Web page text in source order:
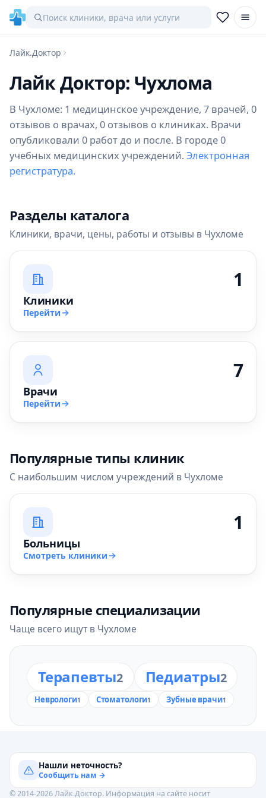
Лайк.Доктор
Лайк Доктор: Чухлома
В Чухломе: 1 медицинское учреждение, 7 врачей, 0
отзывов о врачах, 0 отзывов о клиниках. Врачи
опубликовали 0 работ до и после. В городе 0
учебных медицинских учреждений. Электронная
регистратура.
Разделы каталога
Клиники, врачи, цены, работы и отзывы в Чухломе
1
Клиники
Перейти
7
Врачи
Перейти
Популярные типы клиник
С наибольшим числом учреждений в Чухломе
1
Больницы
Смотреть клиники
Популярные специализации
Чаще всего ищут в Чухломе
Терапевты2 Педиатры2
Неврологи1 Стоматологи1 Зубные врачи1
Нашли неточность?
Сообщить нам →
© 2014-2026 Лайк.Доктор. Информация на сайте носит